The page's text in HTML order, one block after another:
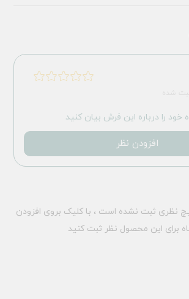
خود را درباره این فرش بیان کنید
افزودن نظر
نظری ثبت نشده است ، با کلیک بروی افزودن
برای این محصول نظر ثبت کنید